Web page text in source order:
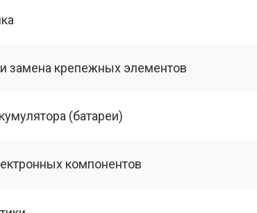
замена крепежных элементов
(батареи)
компонентов